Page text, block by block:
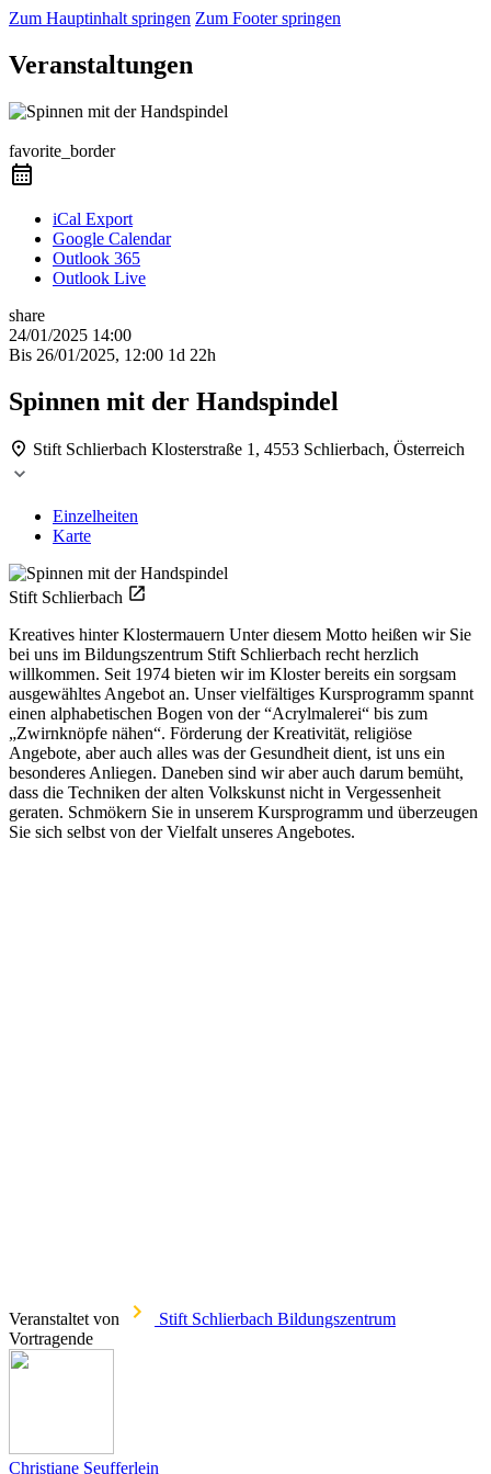
Zum Hauptinhalt springen Zum Footer springen
Veranstaltungen
favorite_border
iCal Export
Google Calendar
Outlook 365
Outlook Live
share
24/01/2025 14:00
Bis 26/01/2025, 12:00 1d 22h
Spinnen mit der Handspindel
Stift Schlierbach Klosterstraße 1, 4553 Schlierbach, Österreich
Einzelheiten
Karte
Stift Schlierbach
Kreatives hinter Klostermauern Unter diesem Motto heißen wir Sie
bei uns im Bildungszentrum Stift Schlierbach recht herzlich
willkommen. Seit 1974 bieten wir im Kloster bereits ein sorgsam
ausgewähltes Angebot an. Unser vielfältiges Kursprogramm spannt
einen alphabetischen Bogen von der “Acrylmalerei“ bis zum
„Zwirnknöpfe nähen“. Förderung der Kreativität, religiöse
Angebote, aber auch alles was der Gesundheit dient, ist uns ein
besonderes Anliegen. Daneben sind wir aber auch darum bemüht,
dass die Techniken der alten Volkskunst nicht in Vergessenheit
geraten. Schmökern Sie in unserem Kursprogramm und überzeugen
Sie sich selbst von der Vielfalt unseres Angebotes.
Veranstaltet von
Stift Schlierbach Bildungszentrum
Vortragende
Christiane Seufferlein